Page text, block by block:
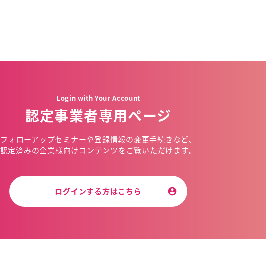
Login with Your Account
認定事業者専用ページ
フォローアップセミナーや登録情報の変更手続きなど、
認定済みの企業様向けコンテンツを ご覧いただけます。
ログインする方はこちら